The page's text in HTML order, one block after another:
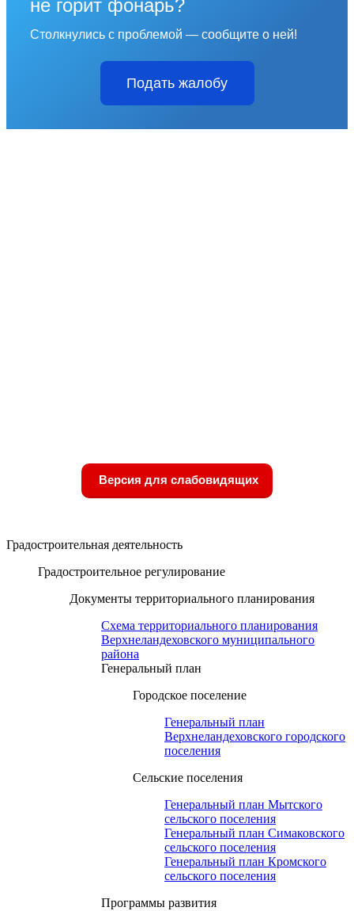
не горит фонарь?
Столкнулись с проблемой — сообщите о ней!
Подать жалобу
Версия для слабовидящих
Градостроительная деятельность
Градостроительное регулирование
Документы территориального планирования
Схема территориального планирования
Верхнеландеховского муниципального
района
Генеральный план
Городское поселение
Генеральный план
Верхнеландеховского городского
поселения
Сельские поселения
Генеральный план Мытского
сельского поселения
Генеральный план Симаковского
сельского поселения
Генеральный план Кромского
сельского поселения
Программы развития